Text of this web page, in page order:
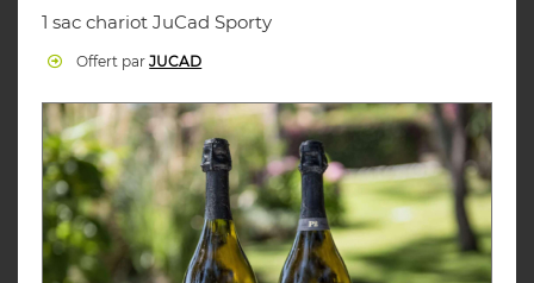
1 sac chariot JuCad Sporty
Offert parJUCAD